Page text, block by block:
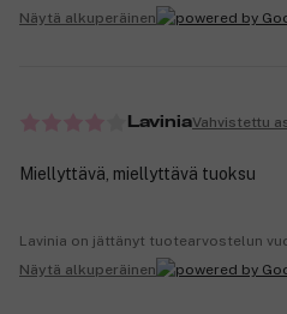
Näytä alkuperäinen
LaviniaVahvistettu
Miellyttävä, miellyttävä tuoksu
Lavinia on jättänyt tuotearvostelun
Näytä alkuperäinen